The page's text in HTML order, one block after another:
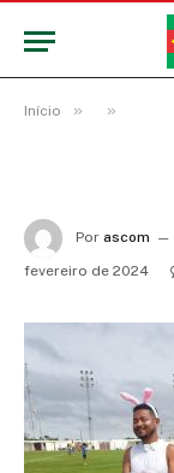
Início » »
Por ascom
fevereiro de 2024